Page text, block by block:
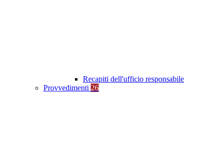
Recapiti dell'ufficio responsabile
Provvedimenti 26